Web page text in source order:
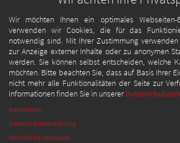
Wir möchten Ihnen ein optimales Webseiten-
verwenden wir Cookies, die für das
notwendig sind. Mit Ihrer Zustimmung
zur Anzeige externer Inhalte oder zu anonymen
werden. Sie können selbst entscheiden, welche
möchten. Bitte beachten Sie, dass auf Basis Ihrer
nicht mehr alle Funktionalitäten der Seite zur
Informationen finden Sie in unserer
Impressum
Datenschutzerklärung
Rechtliche Hinweise